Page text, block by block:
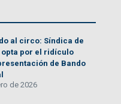
al circo: Síndica de
por el ridículo
de Bando
de 2026